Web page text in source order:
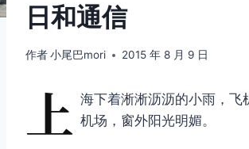
日和通信
作者小尾巴mori 2015 年 8 月 9 日
上 海下着淅淅沥沥的小雨，飞
机场，窗外阳光明媚。